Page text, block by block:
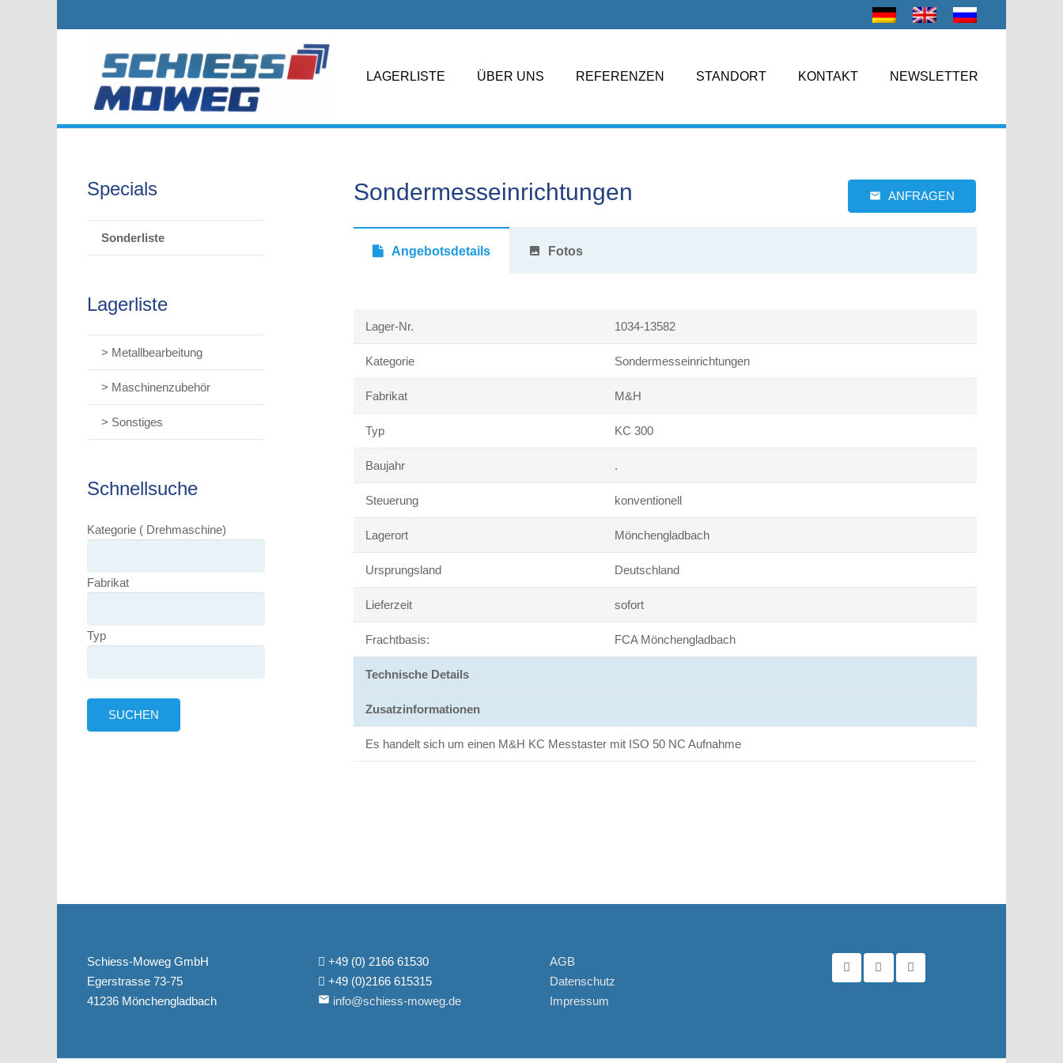
LAGERLISTE ÜBER UNS REFERENZEN STANDORT KONTAKT NEWSLETTER
Sondermesseinrichtungen email ANFRAGEN
Angebotsdetails photo Fotos
Lager-Nr. 1034-13582
Kategorie Sondermesseinrichtungen
Fabrikat M&H
Typ KC 300
Baujahr .
Steuerung konventionell
Lagerort Mönchengladbach
Ursprungsland Deutschland
Lieferzeit sofort
Frachtbasis: FCA Mönchengladbach
Technische Details
Zusatzinformationen
Es handelt sich um einen M&H KC Messtaster mit ISO 50 NC Aufnahme
Specials
Sonderliste
Lagerliste
> Metallbearbeitung
> Maschinenzubehör
> Sonstiges
Schnellsuche
Kategorie ( Drehmaschine)
Fabrikat
Typ
Schiess-Moweg GmbH
Egerstrasse 73-75
41236 Mönchengladbach
+49 (0) 2166 61530
+49 (0)2166 615315
email info@schiess-moweg.de
AGB
Datenschutz
Impressum